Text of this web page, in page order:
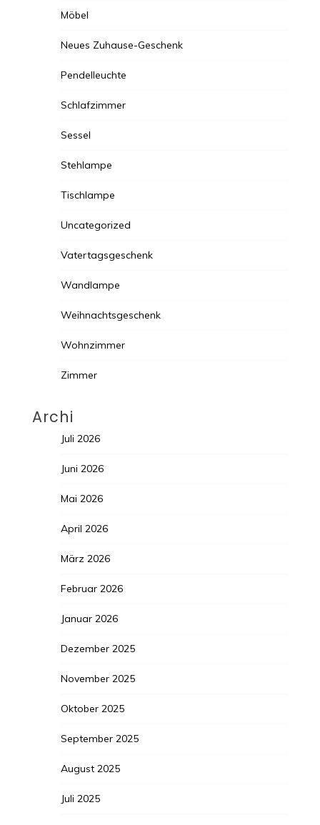
Möbel
Neues Zuhause-Geschenk
Pendelleuchte
Schlafzimmer
Sessel
Stehlampe
Tischlampe
Uncategorized
Vatertagsgeschenk
Wandlampe
Weihnachtsgeschenk
Wohnzimmer
Zimmer
Archi
Juli 2026
Juni 2026
Mai 2026
April 2026
März 2026
Februar 2026
Januar 2026
Dezember 2025
November 2025
Oktober 2025
September 2025
August 2025
Juli 2025